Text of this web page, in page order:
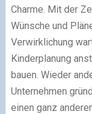
Charme. Mit der
Wünsche und
Verwirklichung
Kinderplanung
bauen. Wieder
Unternehmen
einen ganz